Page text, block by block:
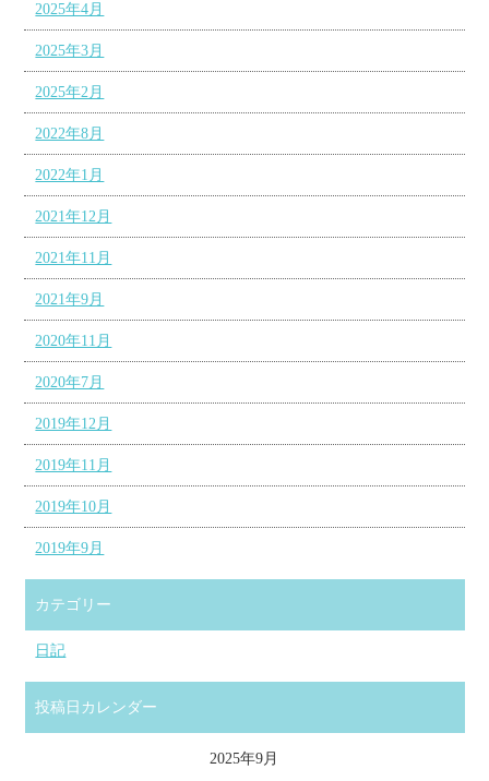
2025年4月
2025年3月
2025年2月
2022年8月
2022年1月
2021年12月
2021年11月
2021年9月
2020年11月
2020年7月
2019年12月
2019年11月
2019年10月
2019年9月
カテゴリー
日記
投稿日カレンダー
2025年9月